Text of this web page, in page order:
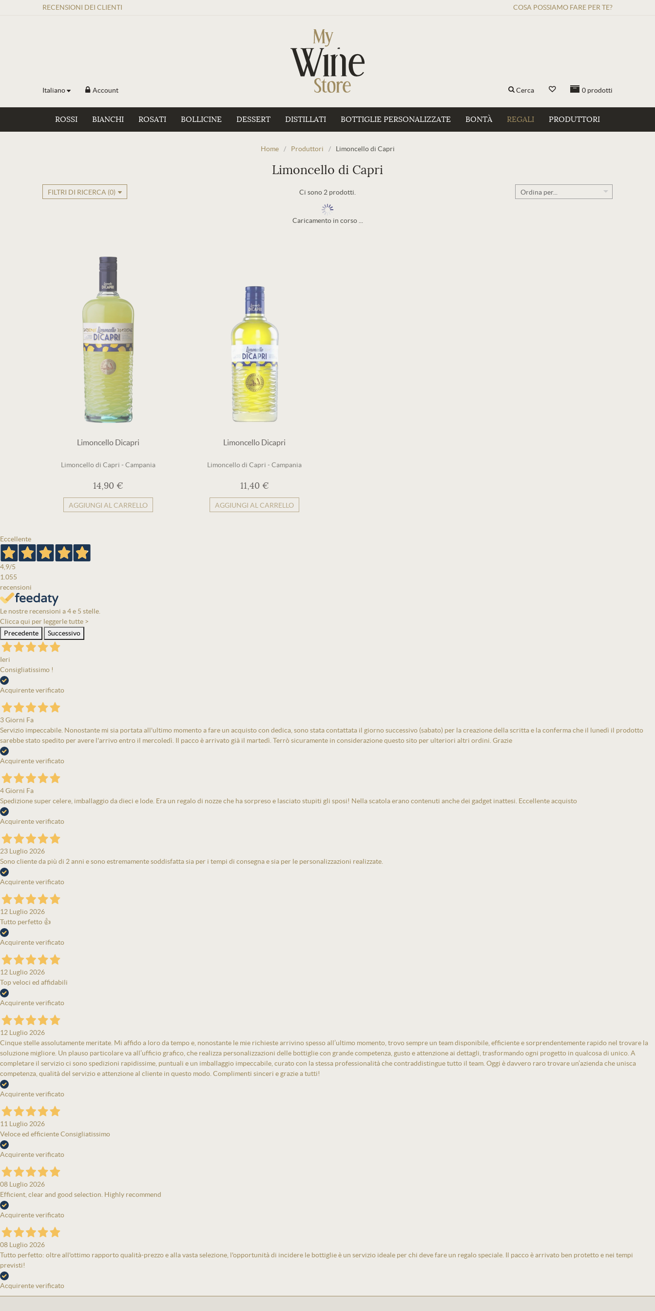
RECENSIONI DEI CLIENTI COSA POSSIAMO FARE PER TE?
Italiano Account 0 prodotti
Cerca
ROSSI BIANCHI ROSATI BOLLICINE DESSERT DISTILLATI BOTTIGLIE PERSONALIZZATE BONTÀ REGALI PRODUTTORI
Home / Produttori / Limoncello di Capri
Limoncello di Capri
Ci sono 2 prodotti.
FILTRI DI RICERCA (0) Ordina per...
Caricamento in corso ...
Limoncello Dicapri
Limoncello di Capri - Campania
14,90 €
AGGIUNGI AL CARRELLO
Limoncello Dicapri
Limoncello di Capri - Campania
11,40 €
AGGIUNGI AL CARRELLO
Eccellente
4,9/5
1.055
recensioni
Le nostre recensioni a 4 e 5 stelle.
Clicca qui per leggerle tutte >
Precedente
Successivo
Ieri
Consigliatissimo !
Acquirente verificato
3 Giorni Fa
Servizio impeccabile. Nonostante mi sia portata all'ultimo momento a fare un acquisto con dedica, sono stata contattata il giorno successivo (sabato) per la creazione della scritta e la conferma che il lunedì il prodotto
sarebbe stato spedito per avere l'arrivo entro il mercoledì. Il pacco è arrivato già il martedì. Terrò sicuramente in considerazione questo sito per ulteriori altri ordini. Grazie
Acquirente verificato
4 Giorni Fa
Spedizione super celere, imballaggio da dieci e lode. Era un regalo di nozze che ha sorpreso e lasciato stupiti gli sposi! Nella scatola erano contenuti anche dei gadget inattesi. Eccellente acquisto
Acquirente verificato
23 Luglio 2026
Sono cliente da più di 2 anni e sono estremamente soddisfatta sia per i tempi di consegna e sia per le personalizzazioni realizzate.
Acquirente verificato
12 Luglio 2026
Tutto perfetto 👍
Acquirente verificato
12 Luglio 2026
Top veloci ed affidabili
Acquirente verificato
12 Luglio 2026
Cinque stelle assolutamente meritate. Mi affido a loro da tempo e, nonostante le mie richieste arrivino spesso all’ultimo momento, trovo sempre un team disponibile, efficiente e sorprendentemente rapido nel trovare la
soluzione migliore. Un plauso particolare va all’ufficio grafico, che realizza personalizzazioni delle bottiglie con grande competenza, gusto e attenzione ai dettagli, trasformando ogni progetto in qualcosa di unico. A
completare il servizio ci sono spedizioni rapidissime, puntuali e un imballaggio impeccabile, curato con la stessa professionalità che contraddistingue tutto il team. Oggi è davvero raro trovare un’azienda che unisca
competenza, qualità del servizio e attenzione al cliente in questo modo. Complimenti sinceri e grazie a tutti!
Acquirente verificato
11 Luglio 2026
Veloce ed efficiente Consigliatissimo
Acquirente verificato
08 Luglio 2026
Efficient, clear and good selection. Highly recommend
Acquirente verificato
08 Luglio 2026
Tutto perfetto: oltre all'ottimo rapporto qualità-prezzo e alla vasta selezione, l'opportunità di incidere le bottiglie è un servizio ideale per chi deve fare un regalo speciale. Il pacco è arrivato ben protetto e nei tempi
previsti!
Acquirente verificato